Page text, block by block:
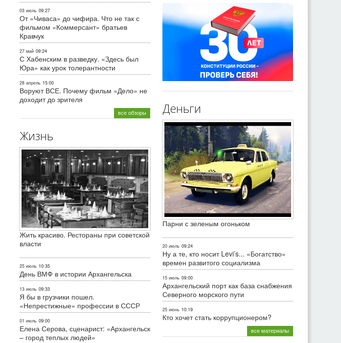
03 июль 09:27
От «Чиваса» до чифира. Что не так с
фильмом «Коммерсант» братьев
Кравчук
27 май 09:24
С Хабенским в разведку. «Здесь был
Юра» как урок толерантности
28 апрель 15:00
Воруют ВСЕ. Почему фильм «Дело» не
доходит до зрителя
все обзоры
Жизнь
Жить красиво. Рестораны при советской
власти
25 июль 10:35
День ВМФ в истории Архангельска
13 июль 09:33
Я бы в грузчики пошел.
«Непрестижные» профессии в СССР
01 июль 09:00
Елена Серова, сценарист: «Архангельск
– город теплых людей»
Деньги
Парни с зеленым огоньком
20 июль 09:24
Ну а те, кто носит Levi’s... «Богатство»
времен развитого социализма
15 июль 09:00
Архангельский порт как база снабжения
Северного морского пути
25 июнь 10:19
Кто хочет стать коррупционером?
все материалы